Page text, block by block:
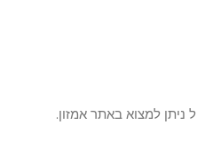
באתר אמזון.